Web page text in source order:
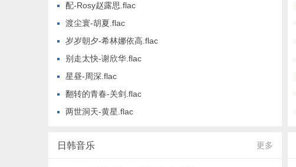
配-Rosy赵露思.flac
渡尘寰-胡夏.flac
岁岁朝夕-希林娜依高.flac
别走太快-谢欣华.flac
星昼-周深.flac
翻转的青春-关剑.flac
两世洞天-黄星.flac
日韩音乐 更多